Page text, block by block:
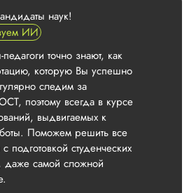
наук!
ИИ
точно знают, как
которую Вы успешно
следим за
поэтому всегда в курсе
выдвигаемых к
Поможем решить все
студенческих
даже самой сложной